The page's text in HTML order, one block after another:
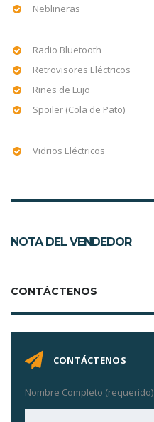
Neblineras
Radio Bluetooth
Retrovisores Eléctricos
Rines de Lujo
Spoiler (Cola de Pato)
Vidrios Eléctricos
NOTA DEL VENDEDOR
CONTÁCTENOS
CONTÁCTENOS
Nombre Completo (requerido)